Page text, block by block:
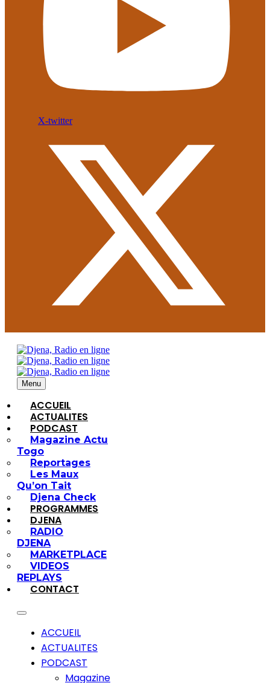
X-twitter
Menu
ACCUEIL
ACTUALITES
PODCAST
Magazine Actu
Togo
Reportages
Les Maux
Qu’on Tait
Djena Check
PROGRAMMES
DJENA
RADIO
DJENA
MARKETPLACE
VIDEOS
REPLAYS
CONTACT
ACCUEIL
ACTUALITES
PODCAST
Magazine